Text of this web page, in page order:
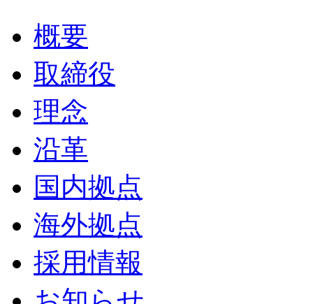
概要
取締役
理念
沿革
国内拠点
海外拠点
採用情報